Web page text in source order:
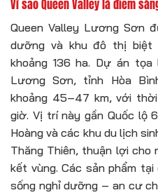
Vì sao Queen Valley là điểm
Queen Valley Lương Sơn
dưỡng và khu đô thị
khoảng 136 ha. Dự án
Lương Sơn, tỉnh Hòa
khoảng 45–47 km, với
giờ. Vị trí này gần Quốc lộ
Hoàng và các khu du lịch
Thăng Thiên, thuận lợi cho
kết vùng. Các sản phẩm
sống nghỉ dưỡng – an cư